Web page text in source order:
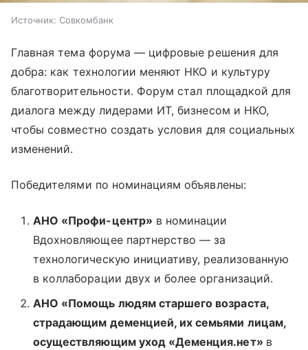
Источник: Совкомбанк
Главная тема форума — цифровые решения для
добра: как технологии меняют НКО и культуру
благотворительности. Форум стал площадкой для
диалога между лидерами ИТ, бизнесом и НКО,
чтобы совместно создать условия для социальных
изменений.
Победителями по номинациям объявлены:
АНО «Профи-центр» в номинации
Вдохновляющее партнерство — за
технологическую инициативу, реализованную
в коллаборации двух и более организаций.
АНО «Помощь людям старшего возраста,
страдающим деменцией, их семьями лицам,
осуществляющим уход «Деменция.нет» в